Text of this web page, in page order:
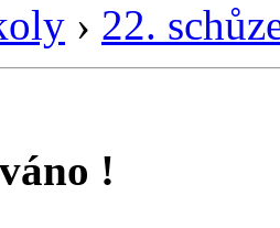
› 22.
!